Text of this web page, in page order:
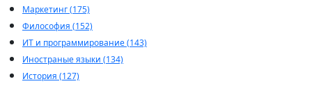
Маркетинг (175)
Философия (152)
ИТ и программирование (143)
Иностраные языки (134)
История (127)